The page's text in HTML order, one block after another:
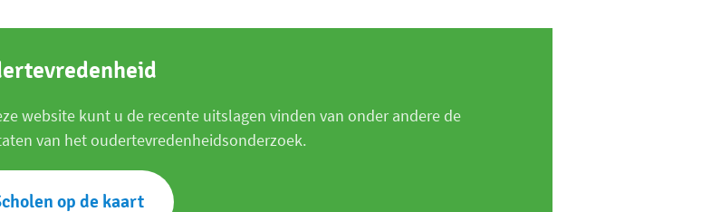
website kunt u de recente uitslagen vinden van onder andere de
van het oudertevredenheidsonderzoek.
op de kaart